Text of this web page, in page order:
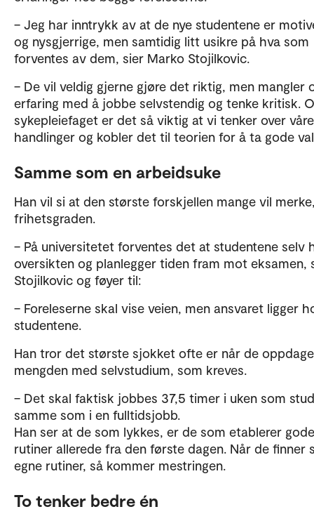
– Jeg har inntrykk av at de nye studentene er
og nysgjerrige, men samtidig litt usikre på hva som
forventes av dem, sier Marko Stojilkovic.
– De vil veldig gjerne gjøre det riktig, men mangler
erfaring med å jobbe selvstendig og tenke kritisk.
sykepleiefaget er det så viktig at vi tenker over våre
handlinger og kobler det til teorien for å ta gode
Samme som en arbeidsuke
Han vil si at den største forskjellen mange vil
frihetsgraden.
– På universitetet forventes det at studentene selv
oversikten og planlegger tiden fram mot eksamen,
Stojilkovic og føyer til:
– Foreleserne skal vise veien, men ansvaret ligger
studentene.
Han tror det største sjokket ofte er når de
mengden med selvstudium, som kreves.
– Det skal faktisk jobbes 37,5 timer i uken som
samme som i en fulltidsjobb.
Han ser at de som lykkes, er de som etablerer gode
rutiner allerede fra den første dagen. Når de finner
egne rutiner, så kommer mestringen.
To tenker bedre én